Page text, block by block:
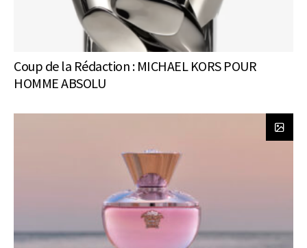
Coup de la Rédaction : MICHAEL KORS POUR
HOMME ABSOLU